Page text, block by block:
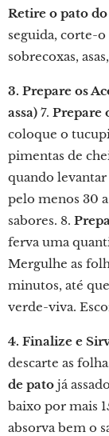
Retire o pato
seguida, corte-o
sobrecoxas,
3. Prepare os
assa) 7. Prepare
coloque o
pimentas de
quando
pelo menos 30
sabores. 8.
ferva uma
Mergulhe as
minutos, até
verde-viva.
4. Finalize e
descarte as
de pato já
baixo por mais
absorva bem o